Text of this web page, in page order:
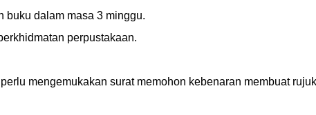
buku dalam masa 3 minggu.
perpustakaan.
mengemukakan surat memohon kebenaran membuat